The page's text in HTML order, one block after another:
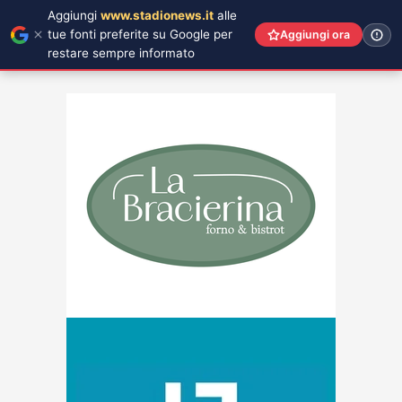
Aggiungi www.stadionews.it alle
tue fonti preferite su Google per
restare sempre informato
Aggiungi ora